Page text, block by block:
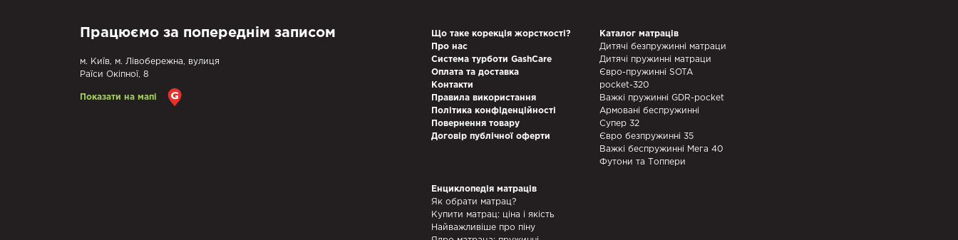
Працюємо за попереднім записом
м. Київ, м. Лівобережна, вулиця
Раїси Окіпної, 8
Показати на мапі
Що таке корекція жорсткості?
Про нас
Система турботи GashCare
Оплата та доставка
Контакти
Правила використання
Політика конфіденційності
Повернення товару
Договір публічної оферти
Каталог матраців
Дитячі безпружинні матраци
Дитячі пружинні матраци
Євро-пружинні SOTA
pocket-320
Важкі пружинні GDR-pocket
Армовані беспружинні
Супер 32
Євро безпружинні 35
Важкі беспружинні Мега 40
Футони та Топпери
Енциклопедія матраців
Як обрати матрац?
Купити матрац: ціна і якість
Найважливіше про піну